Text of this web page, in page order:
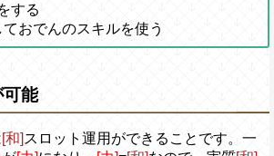
する
おでんのスキルを使う
可能
[和]スロット運用ができることです。一